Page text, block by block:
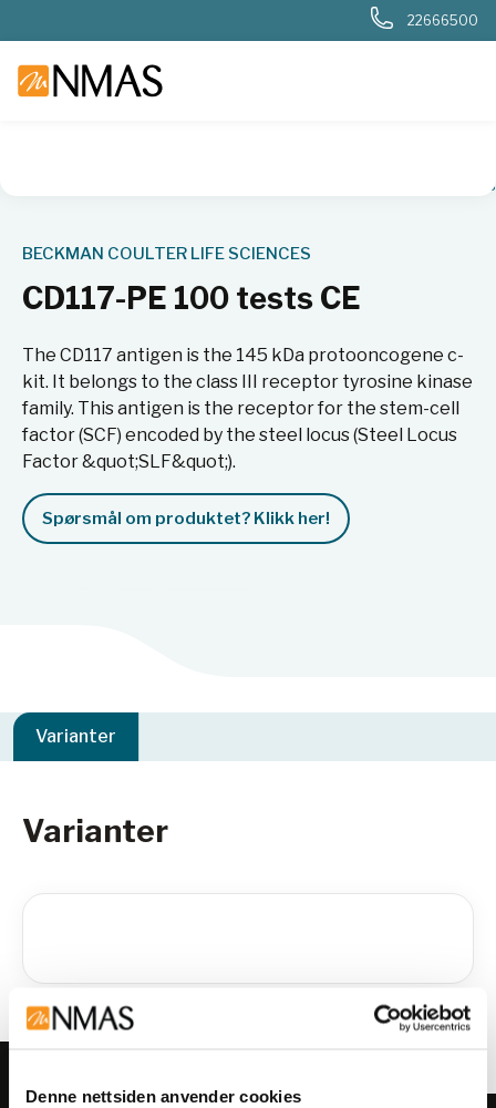
Denne nettsiden anvender cookies
22666500
BECKMAN COULTER LIFE SCIENCES
CD117-PE 100 tests CE
The CD117 antigen is the 145 kDa protooncogene c-
kit. It belongs to the class III receptor tyrosine kinase
family. This antigen is the receptor for the stem-cell
factor (SCF) encoded by the steel locus (Steel Locus
Factor &quot;SLF&quot;).
Spørsmål om produktet? Klikk her!
Varianter
Varianter